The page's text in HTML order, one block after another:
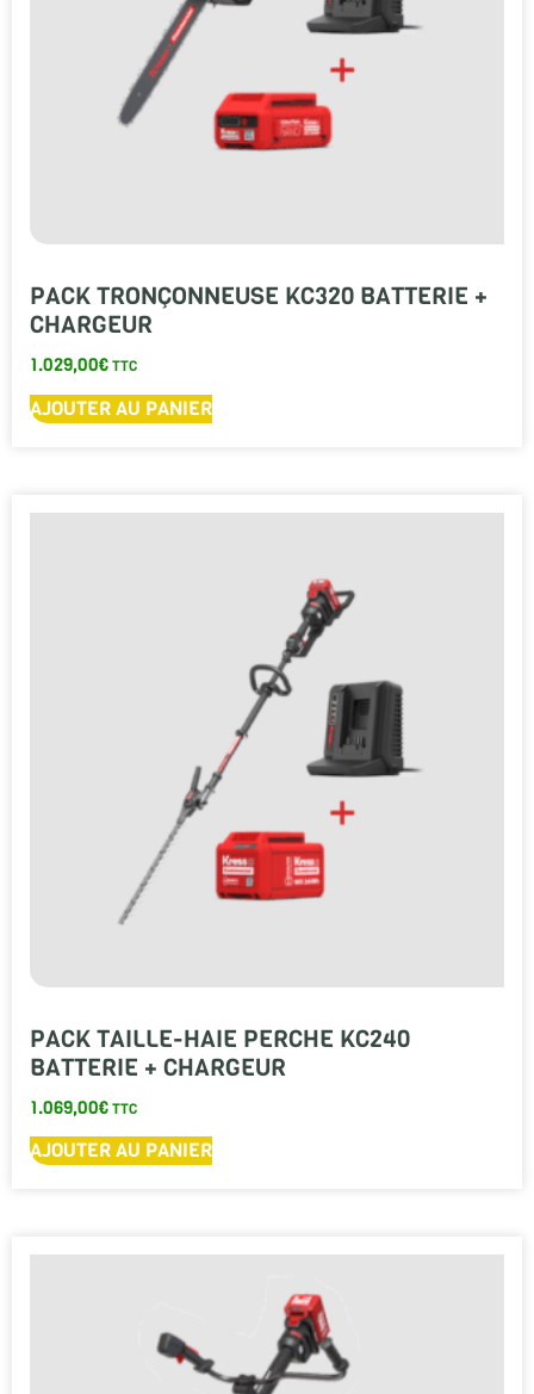
PACK TRONÇONNEUSE KC320 BATTERIE +
CHARGEUR
1.029,00€TTC
AJOUTER AU PANIER
PACK TAILLE-HAIE PERCHE KC240
BATTERIE + CHARGEUR
1.069,00€TTC
AJOUTER AU PANIER